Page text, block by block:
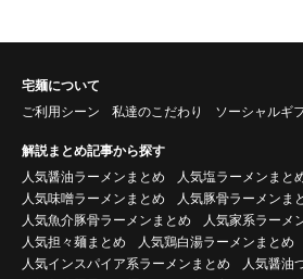
宅麺について
ご利用シーン
私達のこだわり ソーシャルギ
解説まとめ記事から探す
人気醤油ラーメンまとめ
人気塩ラーメンまと
人気味噌ラーメンまとめ
人気豚骨ラーメンま
人気魚介豚骨ラーメンまとめ
人気家系ラーメ
人気担々麺まとめ
人気鶏白湯ラーメンまとめ
人気インスパイア系ラーメンまとめ
人気醤油